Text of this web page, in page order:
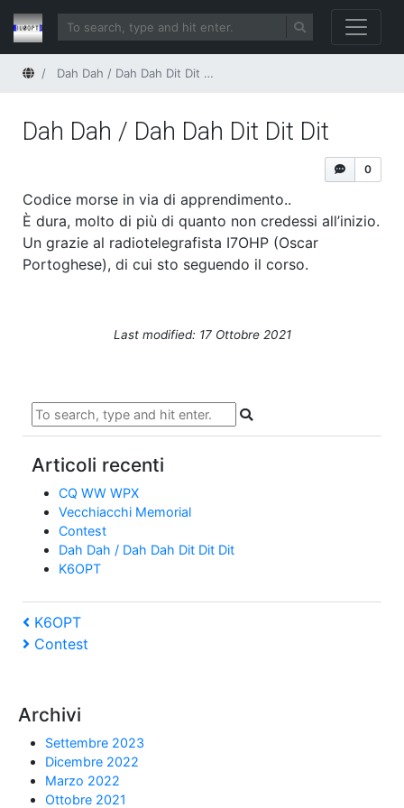
HomeDah Dah / Dah Dah Dit Dit Dit
Dah Dah / Dah Dah Dit Dit Dit
0
Codice morse in via di apprendimento..
È dura, molto di più di quanto non credessi all’inizio.
Un grazie al radiotelegrafista I7OHP (Oscar
Portoghese), di cui sto seguendo il corso.
Last modified: 17 Ottobre 2021
Articoli recenti
CQ WW WPX
Vecchiacchi Memorial
Contest
Dah Dah / Dah Dah Dit Dit Dit
K6OPT
Navigazione
articoli
Previous
Post
K6OPT
Next
Contest
Archivi
Settembre 2023
Dicembre 2022
Marzo 2022
Ottobre 2021